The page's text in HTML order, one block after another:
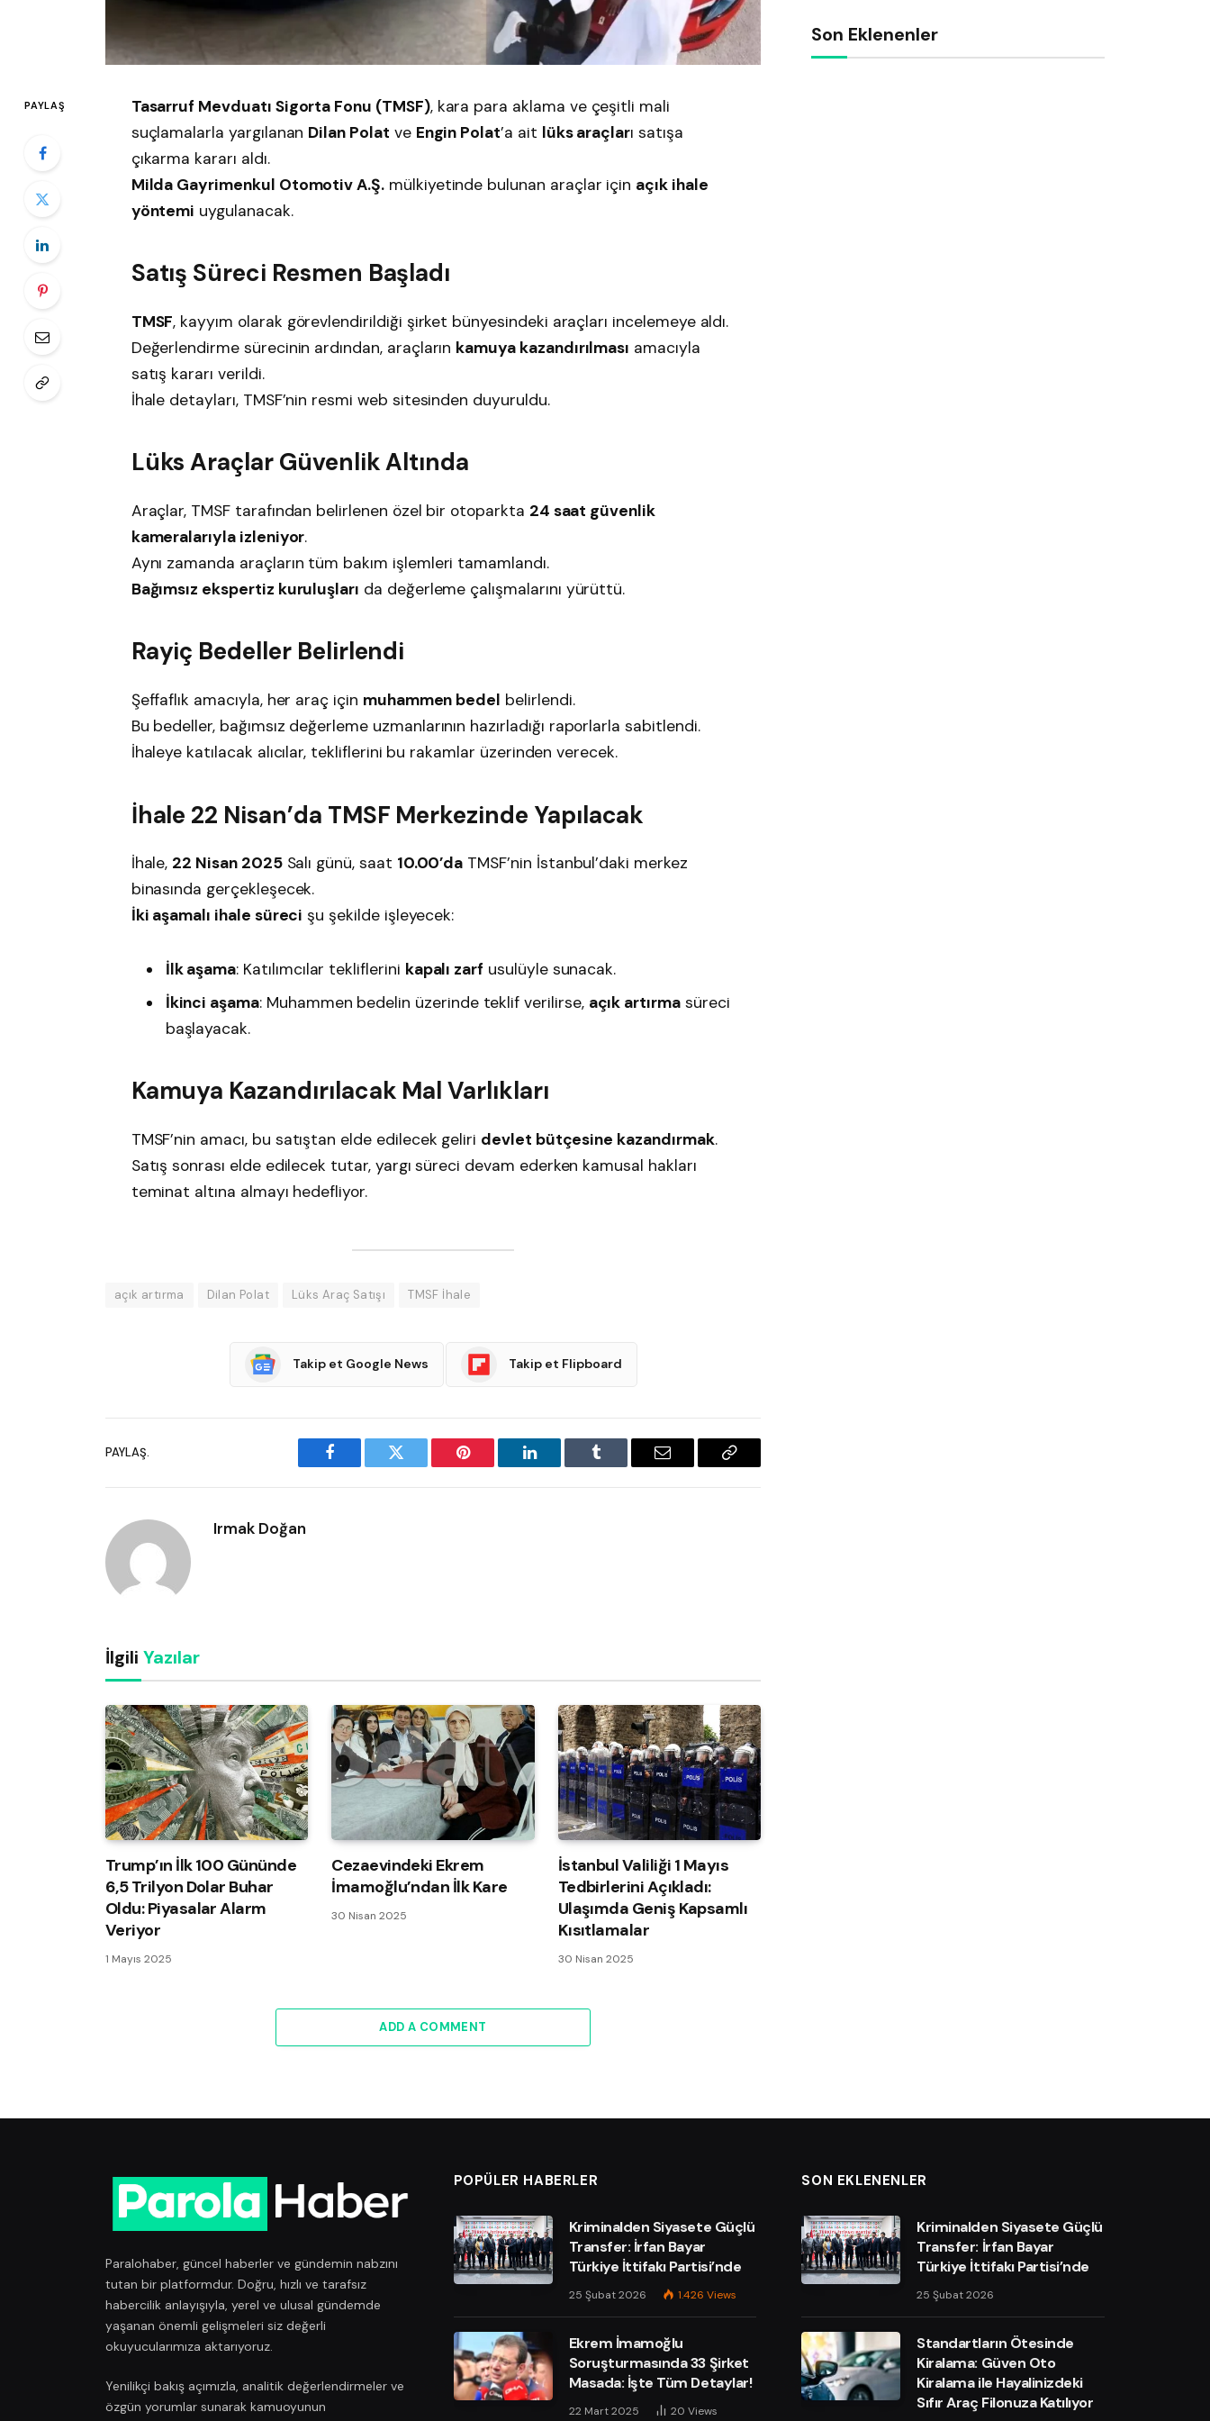
PAYLAŞ Tasarruf Mevduatı Sigorta Fonu (TMSF), kara para aklama ve çeşitli mali
suçlamalarla yargılanan Dilan Polat ve Engin Polat’a ait lüks araçları satışa
çıkarma kararı aldı.
Milda Gayrimenkul Otomotiv A.Ş. mülkiyetinde bulunan araçlar için açık ihale
yöntemi uygulanacak.
Satış Süreci Resmen Başladı
TMSF, kayyım olarak görevlendirildiği şirket bünyesindeki araçları incelemeye aldı.
Değerlendirme sürecinin ardından, araçların kamuya kazandırılması amacıyla
satış kararı verildi.
İhale detayları, TMSF’nin resmi web sitesinden duyuruldu.
Lüks Araçlar Güvenlik Altında
Araçlar, TMSF tarafından belirlenen özel bir otoparkta 24 saat güvenlik
kameralarıyla izleniyor.
Aynı zamanda araçların tüm bakım işlemleri tamamlandı.
Bağımsız ekspertiz kuruluşları da değerleme çalışmalarını yürüttü.
Rayiç Bedeller Belirlendi
Şeffaflık amacıyla, her araç için muhammen bedel belirlendi.
Bu bedeller, bağımsız değerleme uzmanlarının hazırladığı raporlarla sabitlendi.
İhaleye katılacak alıcılar, tekliflerini bu rakamlar üzerinden verecek.
İhale 22 Nisan’da TMSF Merkezinde Yapılacak
İhale, 22 Nisan 2025Salı günü, saat 10.00’da TMSF’nin İstanbul’daki merkez
binasında gerçekleşecek.
İki aşamalı ihale süreci şu şekilde işleyecek:
İlk aşama: Katılımcılar tekliflerini kapalı zarf usulüyle sunacak.
İkinci aşama: Muhammen bedelin üzerinde teklif verilirse, açık artırmasüreci
başlayacak.
Kamuya Kazandırılacak Mal Varlıkları
TMSF’nin amacı, bu satıştan elde edilecek geliri devlet bütçesine kazandırmak.
Satış sonrası elde edilecek tutar, yargı süreci devam ederken kamusal hakları
teminat altına almayı hedefliyor.
açık artırma Dilan Polat Lüks Araç Satışı TMSF İhale
Takip et Google News Takip et Flipboard
PAYLAŞ.
Facebook Twitter Pinterest LinkedIn Tumblr Email
Copy
Irmak Doğan
İlgili Yazılar
Trump’ın İlk 100 Gününde
6,5 Trilyon Dolar Buhar
Oldu: Piyasalar Alarm
Veriyor
1 Mayıs 2025
Cezaevindeki Ekrem
İmamoğlu’ndan İlk Kare
30 Nisan 2025
İstanbul Valiliği 1 Mayıs
Tedbirlerini Açıkladı:
Ulaşımda Geniş Kapsamlı
Kısıtlamalar
30 Nisan 2025
ADD A COMMENT
Son Eklenenler
Paralohaber, güncel haberler ve gündemin nabzını
tutan bir platformdur. Doğru, hızlı ve tarafsız
habercilik anlayışıyla, yerel ve ulusal gündemde
yaşanan önemli gelişmeleri siz değerli
okuyucularımıza aktarıyoruz.
Yenilikçi bakış açımızla, analitik değerlendirmeler ve
özgün yorumlar sunarak kamuoyunun
POPÜLER HABERLER
Kriminalden Siyasete Güçlü
Transfer: İrfan Bayar
Türkiye İttifakı Partisi’nde
25 Şubat 2026 1.426 Views
Ekrem İmamoğlu
Soruşturmasında 33 Şirket
Masada: İşte Tüm Detaylar!
22 Mart 2025 20 Views
SON EKLENENLER
Kriminalden Siyasete Güçlü
Transfer: İrfan Bayar
Türkiye İttifakı Partisi’nde
25 Şubat 2026
Standartların Ötesinde
Kiralama: Güven Oto
Kiralama ile Hayalinizdeki
Sıfır Araç Filonuza Katılıyor